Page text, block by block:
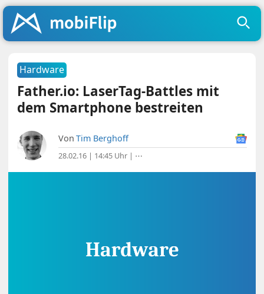
Hardware
Father.io: LaserTag-Battles mit
dem Smartphone bestreiten
Von Tim Berghoff
28.02.16 | 14:45 Uhr | ⋯